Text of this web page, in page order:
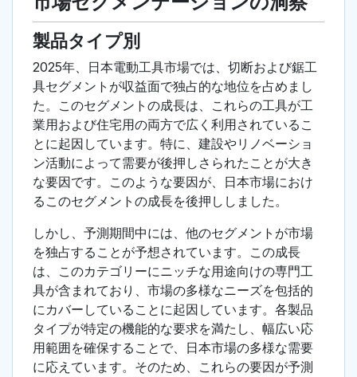
製品タイプ別
2025年、日本電動工具市場では、切断および鋸工
具セグメントが収益面で独占的な地位を占めまし
た。このセグメントの成長は、これらの工具が工
業用および住宅用の両方で広く利用されているこ
とに起因しています。特に、建設やリノベーショ
ン活動によって需要が後押しさられたことが大き
な要因です。このような要因が、日本市場におけ
るこのセグメントの成長を後押ししました。
しかし、予測期間中には、他のセグメントが市場
を独占することが予想されています。この成長
は、このカテゴリーにニッチな用途向けの専門工
具が含まれており、市場の多様なニーズを包括的
にカバーしていることに起因しています。各製品
タイプが特定の機能的な要求を満たし、幅広い応
用範囲を確保することで、日本市場の多様な需要
に応えています。そのため、これらの要因が予測